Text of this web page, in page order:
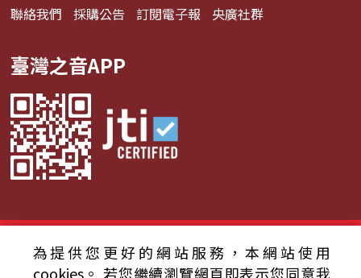
聯絡我們 採購公告 訂閱電子報 央廣社群
臺灣之音APP
© 2024財團法人中央廣播電臺 版權所有
為提供您更好的網站服務，本網站使用
cookies。 若您繼續瀏覽網頁即表示您同意我